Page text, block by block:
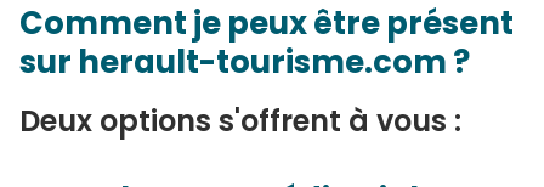
Comment je peux être présent
sur herault-tourisme.com ?
Deux options s'offrent à vous :